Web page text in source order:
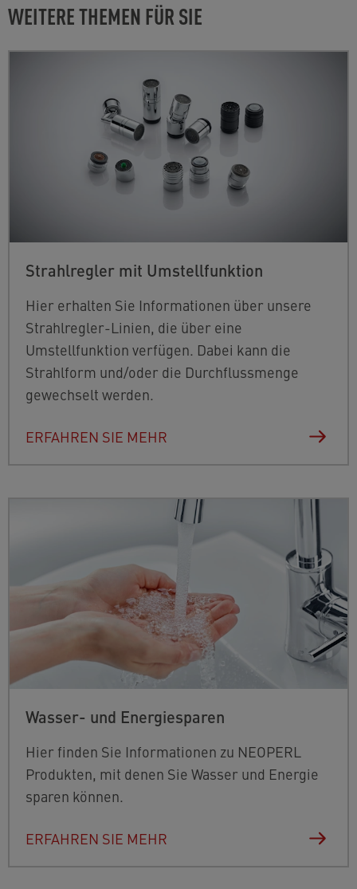
WEITERE THEMEN FÜR SIE
Strahlregler mit Umstellfunktion
Hier erhalten Sie Informationen über unsere
Strahlregler-Linien, die über eine
Umstellfunktion verfügen. Dabei kann die
Strahlform und/oder die Durchflussmenge
gewechselt werden.
ERFAHREN SIE MEHR
Wasser- und Energiesparen
Hier finden Sie Informationen zu NEOPERL
Produkten, mit denen Sie Wasser und Energie
sparen können.
ERFAHREN SIE MEHR